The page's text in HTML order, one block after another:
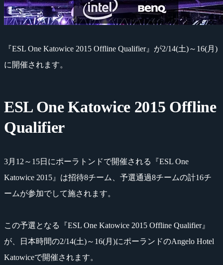
『ESL One Katowice 2015 Offline Qualifier』が2/14(土)～16(月)
に開催されます。
ESL One Katowice 2015 Offline
Qualifier
3月12～15日にポーラトンドで開催される『ESL One
Katowice 2015』は招待8チーム、予選通過8チームの計16チ
ームが参加でして施されます。
この予選となる『ESL One Katowice 2015 Offline Qualifier』
が、日本時間の2/14(土)～16(月)にポーランドのAngelo Hotel
Katowiceで開催されます。